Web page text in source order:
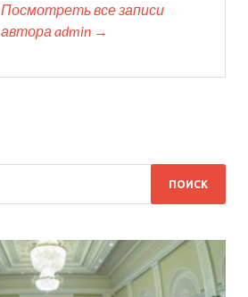
Посмотреть все записи
автора admin →